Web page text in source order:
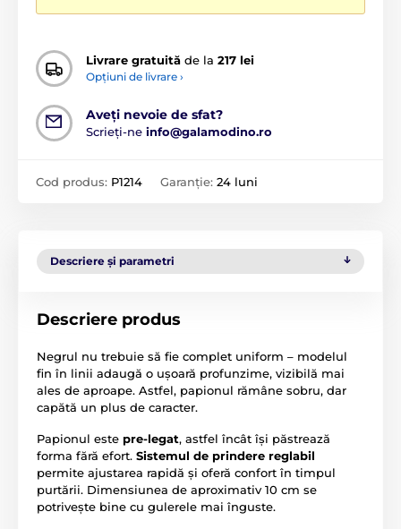
Livrare gratuită de la 217 lei
Opțiuni de livrare ›
Aveți nevoie de sfat?
Scrieți-ne info@galamodino.ro
Cod produs: P1214 Garanție: 24 luni
Descriere și parametri
Descriere produs
Negrul nu trebuie să fie complet uniform – modelul
fin în linii adaugă o ușoară profunzime, vizibilă mai
ales de aproape. Astfel, papionul rămâne sobru, dar
capătă un plus de caracter.
Papionul este pre-legat, astfel încât își păstrează
forma fără efort. Sistemul de prindere reglabil
permite ajustarea rapidă și oferă confort în timpul
purtării. Dimensiunea de aproximativ 10 cm se
potrivește bine cu gulerele mai înguste.